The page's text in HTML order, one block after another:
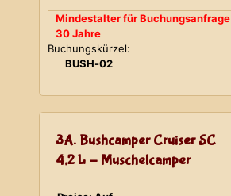
Mindestalter für Buchungsanfrage
30 Jahre
Buchungskürzel:
BUSH-02
3A. Bushcamper Cruiser SC
4,2 L - Muschelcamper